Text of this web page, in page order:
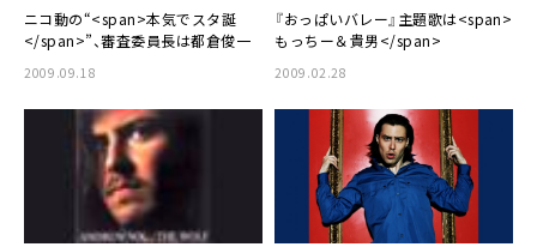
ニコ動の“<span>本気でスタ誕
</span>”、審査委員長は都倉俊一
2009.09.18
『おっぱいバレー』主題歌は<span>
もっちー＆貴男</span>
2009.02.28